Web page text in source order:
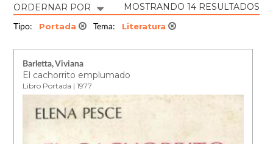
ORDERNAR POR MOSTRANDO 14 RESULTADOS
Tipo: Portada Tema: Literatura
Barletta, Viviana
El cachorrito emplumado
Libro Portada | 1977